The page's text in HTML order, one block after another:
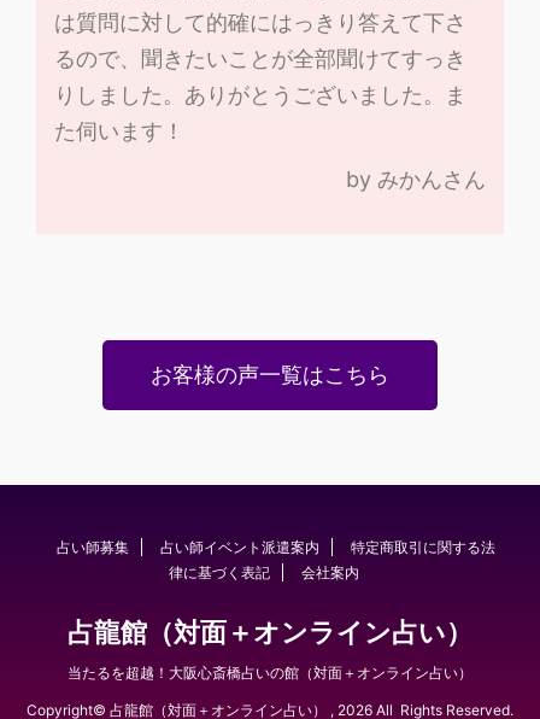
は質問に対して的確にはっきり答えて下さ
るので、聞きたいことが全部聞けてすっき
りしました。ありがとうございました。ま
た伺います！
by みかんさん
お客様の声一覧はこちら
占い師募集 占い師イベント派遣案内
特定商取引に関する法
律に基づく表記
会社案内
占龍館（対面＋オンライン占い）
当たるを超越！大阪心斎橋占いの館（対面＋オンライン占い）
Copyright© 占龍館（対面＋オンライン占い） , 2026 All Rights Reserved.